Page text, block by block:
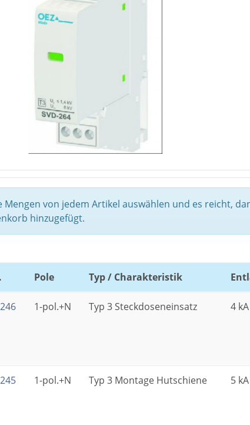
Mengen von jedem Artikel auswählen und es reicht,
hinzugefügt.
Pole Typ / Charakteristik
1-pol.+N Typ 3 Steckdoseneinsatz 4 kA
1-pol.+N Typ 3 Montage Hutschiene 5 kA